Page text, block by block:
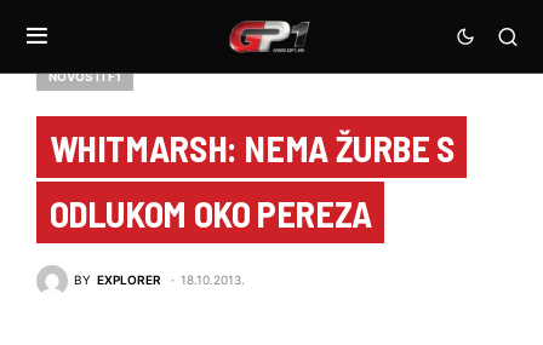
NOVOSTI F1
WHITMARSH: NEMA ŽURBE S
ODLUKOM OKO PEREZA
BY EXPLORER 18.10.2013.